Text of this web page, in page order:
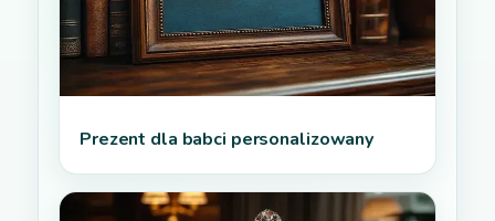
Prezent dla babci personalizowany